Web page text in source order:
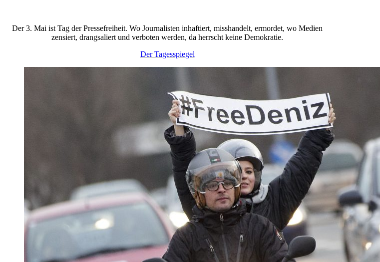
Der 3. Mai ist Tag der Pressefreiheit. Wo Journalisten inhaftiert, misshandelt, ermordet, wo Medien
zensiert, drangsaliert und verboten werden, da herrscht keine Demokratie.
Der Tagesspiegel